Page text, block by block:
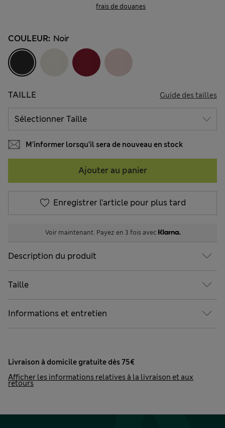
frais de douanes
COULEUR: Noir
TAILLE Guide des tailles
M’informer lorsqu’il sera de nouveau en stock
Ajouter au panier
Enregistrer l’article pour plus tard
Voir maintenant. Payez en 3 fois avec
Description du produit
Taille
Informations et entretien
Livraison à domicile gratuite dès 75€
Afficher les informations relatives à la livraison et aux
retours